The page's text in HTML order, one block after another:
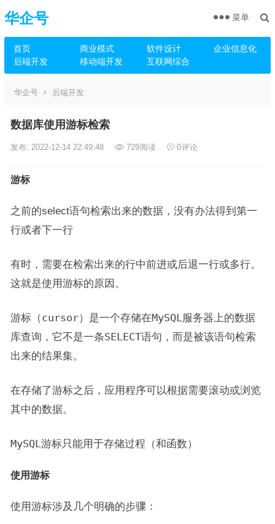
华企号
首页 商业模式 软件设计
企业信息化
后端开发
移动端开发 互联网综合
菜单
华企号 后端开发
数据库使用游标检索
发布: 2022-12-14 22:49:48 729阅读 0评论
游标
之前的select语句检索出来的数据，没有办法得到第一
行或者下一行
有时，需要在检索出来的行中前进或后退一行或多行。
这就是使用游标的原因。
游标（cursor）是一个存储在MySQL服务器上的数据
库查询，它不是一条SELECT语句，而是被该语句检索
出来的结果集。
在存储了游标之后，应用程序可以根据需要滚动或浏览
其中的数据。
MySQL游标只能用于存储过程（和函数）
使用游标
使用游标涉及几个明确的步骤：